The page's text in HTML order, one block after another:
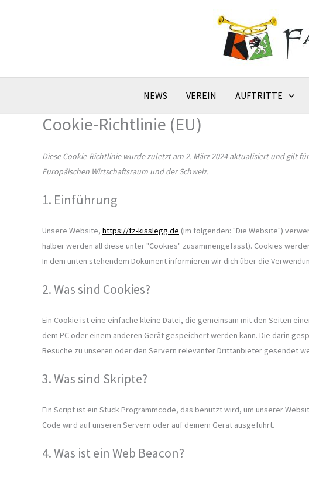
NEWS VEREIN AUFTRITTE
Cookie-Richtlinie (EU)
Diese Cookie-Richtlinie wurde zuletzt am 2. März 2024 aktualisiert und gilt
Europäischen Wirtschaftsraum und der Schweiz.
1. Einführung
Unsere Website, https://fz-kisslegg.de (im folgenden: "Die Website")
halber werden all diese unter "Cookies" zusammengefasst). Cookies
In dem unten stehendem Dokument informieren wir dich über die
2. Was sind Cookies?
Ein Cookie ist eine einfache kleine Datei, die gemeinsam mit den Seiten
dem PC oder einem anderen Gerät gespeichert werden kann. Die darin
Besuche zu unseren oder den Servern relevanter Drittanbieter gesendet
3. Was sind Skripte?
Ein Script ist ein Stück Programmcode, das benutzt wird, um unserer
Code wird auf unseren Servern oder auf deinem Gerät ausgeführt.
4. Was ist ein Web Beacon?